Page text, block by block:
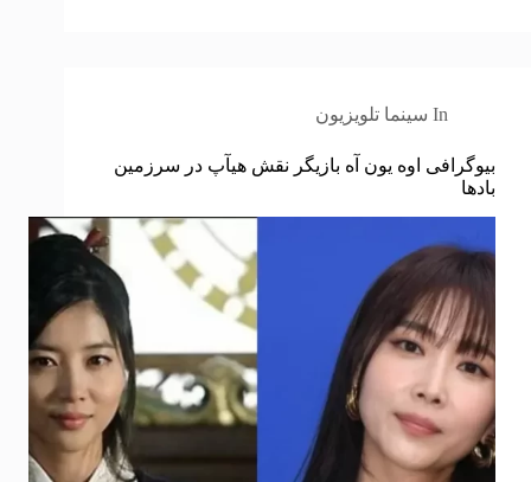
In سینما تلویزیون
بیوگرافی اوه یون آه بازیگر نقش هیآپ در سرزمین
بادها